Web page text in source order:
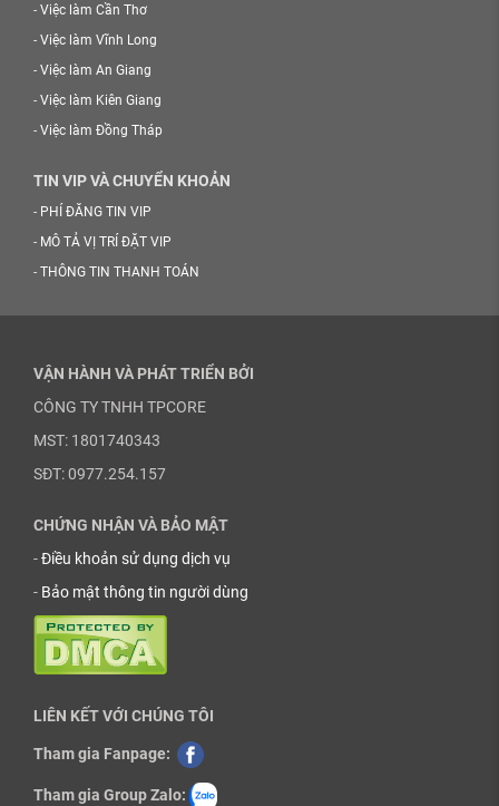
- Việc làm Cần Thơ
- Việc làm Vĩnh Long
- Việc làm An Giang
- Việc làm Kiên Giang
- Việc làm Đồng Tháp
TIN VIP VÀ CHUYỂN KHOẢN
- PHÍ ĐĂNG TIN VIP
- MÔ TẢ VỊ TRÍ ĐẶT VIP
- THÔNG TIN THANH TOÁN
VẬN HÀNH VÀ PHÁT TRIỂN BỞI
CÔNG TY TNHH TPCORE
MST: 1801740343
SĐT: 0977.254.157
CHỨNG NHẬN VÀ BẢO MẬT
-Điều khoản sử dụng dịch vụ
- Bảo mật thông tin người dùng
LIÊN KẾT VỚI CHÚNG TÔI
Tham gia Fanpage:
Tham gia Group Zalo: